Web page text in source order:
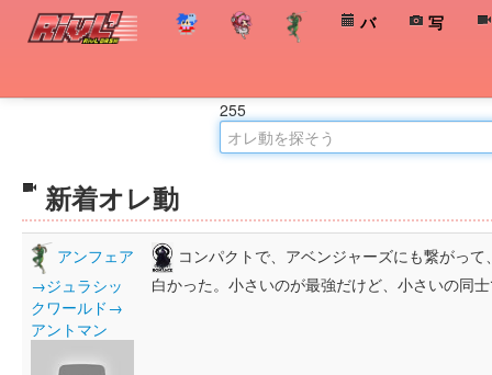
バ 写
255
新着オレ動
アンフェア
→ジュラシッ
クワールド→
アントマン
コンパクトで、アベンジャーズにも繋がっ
白かった。小さいのが最強だけど、小さいの同